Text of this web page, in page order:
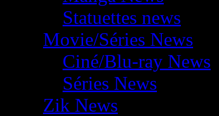
Statuettes news
Movie/Séries News
Ciné/Blu-ray News
Séries News
Zik News